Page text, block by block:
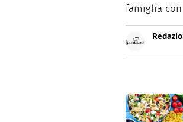
famiglia
facili e